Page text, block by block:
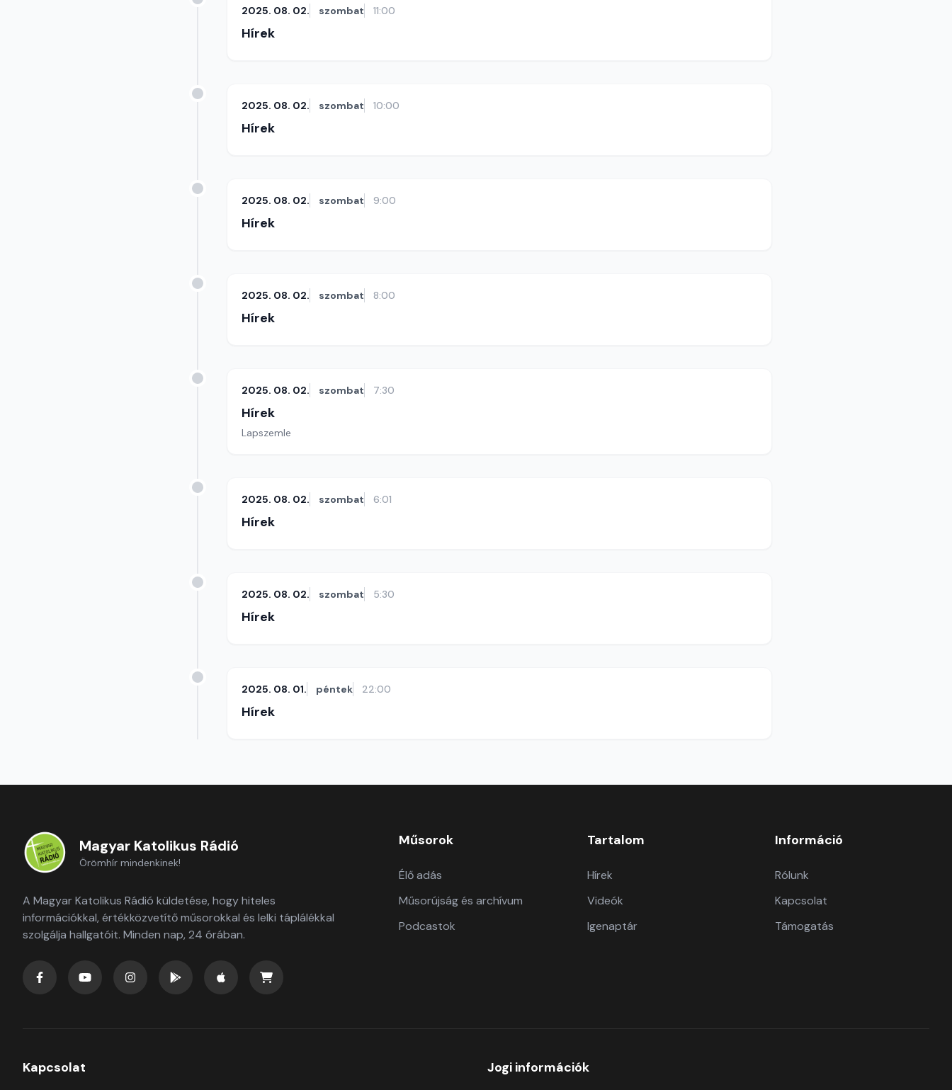
2025. 08. 02. szombat 11:00
Hírek
2025. 08. 02. szombat 10:00
Hírek
2025. 08. 02. szombat 9:00
Hírek
2025. 08. 02. szombat 8:00
Hírek
2025. 08. 02. szombat 7:30
Hírek
Lapszemle
2025. 08. 02. szombat 6:01
Hírek
2025. 08. 02. szombat 5:30
Hírek
2025. 08. 01. péntek 22:00
Hírek
Magyar Katolikus Rádió
Örömhír mindenkinek!
A Magyar Katolikus Rádió küldetése, hogy hiteles
információkkal, értékközvetítő műsorokkal és lelki táplálékkal
szolgálja hallgatóit. Minden nap, 24 órában.
Műsorok
Élő adás
Műsorújság és archívum
Podcastok
Tartalom
Hírek
Videók
Igenaptár
Információ
Rólunk
Kapcsolat
Támogatás
Kapcsolat Jogi információk